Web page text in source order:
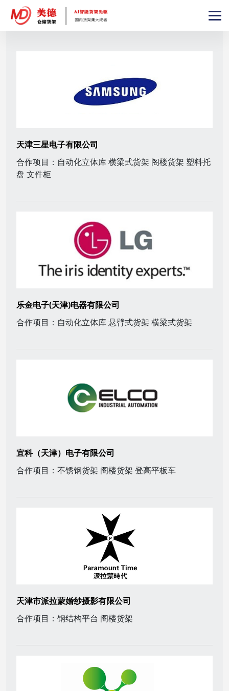
天津三星电子有限公司
合作项目：自动化立体库 横梁式货架 阁楼货架 塑料托
盘 文件柜
乐金电子(天津)电器有限公司
合作项目：自动化立体库 悬臂式货架 横梁式货架
宜科（天津）电子有限公司
合作项目：不锈钢货架 阁楼货架 登高平板车
天津市派拉蒙婚纱摄影有限公司
合作项目：钢结构平台 阁楼货架